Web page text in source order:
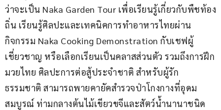
ว่าจะเป็น Naka Garden Tour เพื่อเรียนรู้เกี่ยวกับพืชท้อง
ถิ่น เรียนรู้ศิลปะและเทคนิคการทำอาหารไทยผ่าน
กิจกรรม Naka Cooking Demonstration กับเชฟผู้
เชี่ยวชาญ หรือเลือกเรียนเป็นคลาสส่วนตัว รวมถึงการฝึก
มวยไทย ศิลปะการต่อสู้ประจำชาติ สำหรับผู้รัก
ธรรมชาติ สามารถพายคายัคสำรวจป่าโกงกางที่อุดม
สมบูรณ์ ท่ามกลางต้นไม้เขียวขจีและสัตว์น้ำนานาชนิด